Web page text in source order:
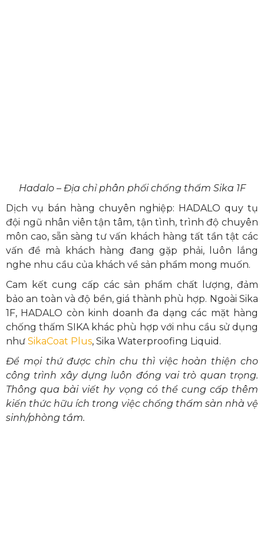
Hadalo – Địa chỉ phân phối chống thấm Sika 1F
Dịch vụ bán hàng chuyên nghiệp: HADALO quy tụ
đội ngũ nhân viên tận tâm, tận tình, trình độ chuyên
môn cao, sẵn sàng tư vấn khách hàng tất tần tật các
vấn đề mà khách hàng đang gặp phải, luôn lắng
nghe nhu cầu của khách về sản phẩm mong muốn.
Cam kết cung cấp các sản phẩm chất lượng, đảm
bảo an toàn và độ bền, giá thành phù hợp. Ngoài Sika
1F, HADALO còn kinh doanh đa dạng các mặt hàng
chống thấm SIKA khác phù hợp với nhu cầu sử dụng
như SikaCoat Plus, Sika Waterproofing Liquid.
Để mọi thứ được chỉn chu thì việc hoàn thiện cho
công trình xây dựng luôn đóng vai trò quan trọng.
Thông qua bài viết hy vọng có thể cung cấp thêm
kiến thức hữu ích trong việc chống thấm sàn nhà vệ
sinh/phòng tắm.